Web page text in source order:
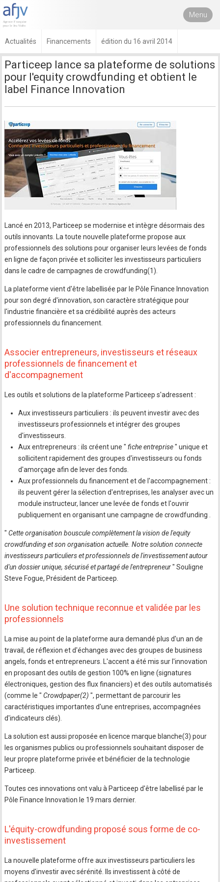
Menu
Actualités Financements édition du 16 avril 2014
Particeep lance sa plateforme de solutions
pour l'equity crowdfunding et obtient le
label Finance Innovation
Lancé en 2013, Particeep se modernise et intègre désormais des
outils innovants. La toute nouvelle plateforme propose aux
professionnels des solutions pour organiser leurs levées de fonds
en ligne de façon privée et solliciter les investisseurs particuliers
dans le cadre de campagnes de crowdfunding(1).
La plateforme vient d'être labellisée par le Pôle Finance Innovation
pour son degré d'innovation, son caractère stratégique pour
l'industrie financière et sa crédibilité auprès des acteurs
professionnels du financement.
Associer entrepreneurs, investisseurs et réseaux
professionnels de financement et
d'accompagnement
Les outils et solutions de la plateforme Particeep s'adressent :
Aux investisseurs particuliers : ils peuvent investir avec des
investisseurs professionnels et intégrer des groupes
d'investisseurs.
Aux entrepreneurs : ils créent une " fiche entreprise" unique et
sollicitent rapidement des groupes d'investisseurs ou fonds
d'amorçage afin de lever des fonds.
Aux professionnels du financement et de l'accompagnement :
ils peuvent gérer la sélection d'entreprises, les analyser avec un
module instructeur, lancer une levée de fonds et l'ouvrir
publiquement en organisant une campagne de crowdfunding .
" Cette organisation bouscule complètement la vision de l'equity
crowdfunding et son organisation actuelle. Notre solution connecte
investisseurs particuliers et professionnels de l'investissement autour
d'un dossier unique, sécurisé et partagé de l'entrepreneur" Souligne
Steve Fogue, Président de Particeep.
Une solution technique reconnue et validée par les
professionnels
La mise au point de la plateforme aura demandé plus d'un an de
travail, de réflexion et d'échanges avec des groupes de business
angels, fonds et entrepreneurs. L'accent a été mis sur l'innovation
en proposant des outils de gestion 100% en ligne (signatures
électroniques, gestion des flux financiers) et des outils automatisés
(comme le " Crowdpaper(2)", permettant de parcourir les
caractéristiques importantes d'une entreprises, accompagnées
d'indicateurs clés).
La solution est aussi proposée en licence marque blanche(3) pour
les organismes publics ou professionnels souhaitant disposer de
leur propre plateforme privée et bénéficier de la technologie
Particeep.
Toutes ces innovations ont valu à Particeep d'être labellisé par le
Pôle Finance Innovation le 19 mars dernier.
L'équity-crowdfunding proposé sous forme de co-
investissement
La nouvelle plateforme offre aux investisseurs particuliers les
moyens d'investir avec sérénité. Ils investissent à côté de